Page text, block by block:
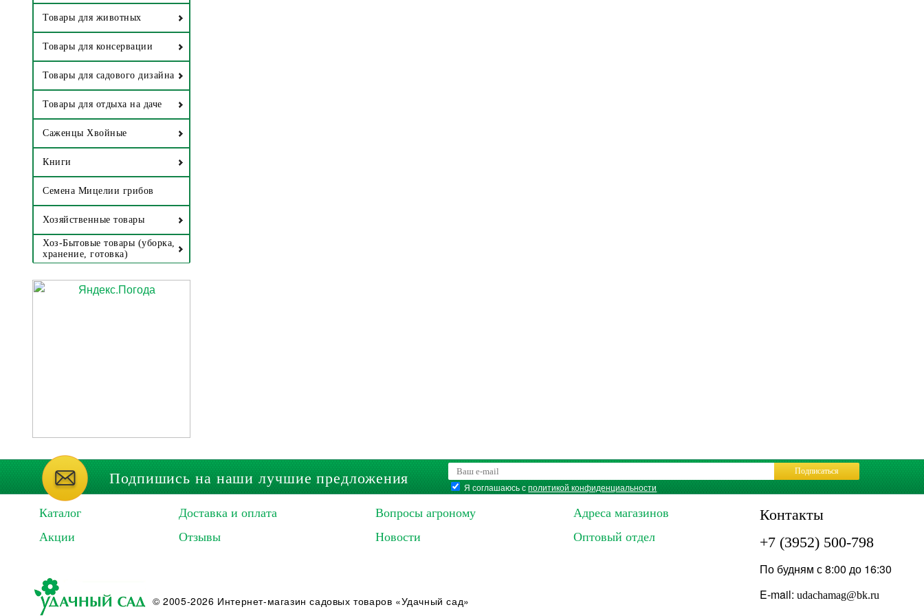
Товары для животных
Товары для консервации
Товары для садового дизайна
Товары для отдыха на даче
Саженцы Хвойные
Книги
Семена Мицелии грибов
Хозяйственные товары
Хоз-Бытовые товары (уборка,
хранение, готовка)
Подпишись на наши лучшие предложения
Я соглашаюсь сполитикой конфиденциальности
Подписаться
Каталог
Акции
Доставка и оплата
Отзывы
Вопросы агроному
Новости
Адреса магазинов
Оптовый отдел
Контакты
+7 (3952) 500-798
По будням с 8:00 до 16:30
E-mail: udachamag@bk.ru
© 2005-2026 Интернет-магазин садовых товаров «Удачный сад»